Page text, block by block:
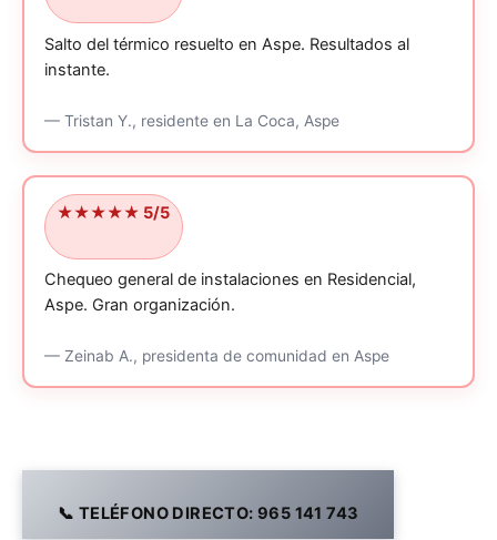
Salto del térmico resuelto en Aspe. Resultados al
instante.
—Tristan Y., residenteen La Coca, Aspe
★★★★★ 5/5
Chequeo general de instalaciones en Residencial,
Aspe. Gran organización.
—Zeinab A., presidenta de comunidad en Aspe
📞 TELÉFONO DIRECTO: 965 141 743